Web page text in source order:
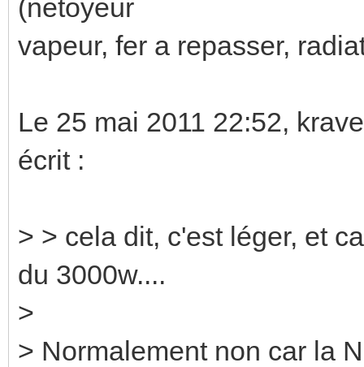
(netoyeur
vapeur, fer a repasser,
Le 25 mai 2011 22:52,
écrit :
> > cela dit, c'est léger, et
du 3000w....
>
> Normalement non car la